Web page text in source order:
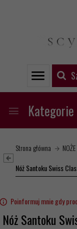
Kategorie
Strona główna
Nóż Santoku Swiss
Poinformuj mnie gdy
Nóż Santoku